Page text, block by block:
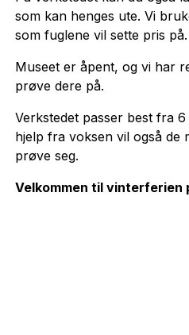
som kan henges ute. Vi
som fuglene vil sette pris på.
Museet er åpent, og vi har
prøve dere på.
Verkstedet passer best fra
hjelp fra voksen vil også de
prøve seg.
Velkommen til vinterferien